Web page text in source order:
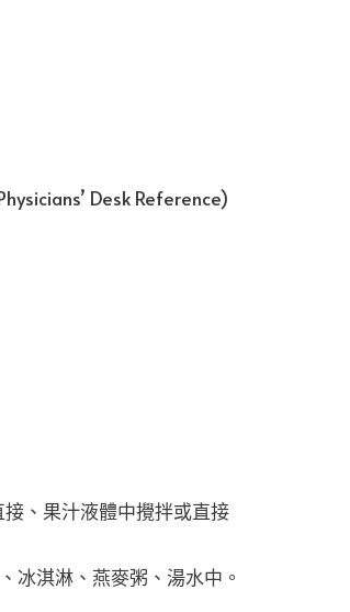
Desk Reference)
、果汁液體中攪拌或直接
冰淇淋、燕麥粥、湯水中。